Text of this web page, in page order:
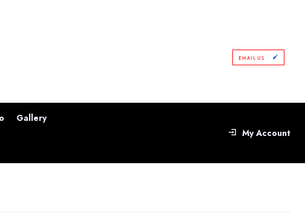
EMAIL US
Gallery
My Account